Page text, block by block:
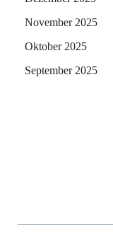
November 2025
Oktober 2025
September 2025